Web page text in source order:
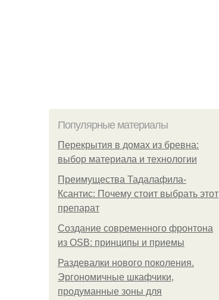
Популярные материалы
Перекрытия в домах из бревна:
выбор материала и технологии
Преимущества Тадалафила-
Ксантис: Почему стоит выбрать этот
препарат
Создание современного фронтона
из OSB: принципы и приемы
Раздевалки нового поколения.
Эргономичные шкафчики,
продуманные зоны для